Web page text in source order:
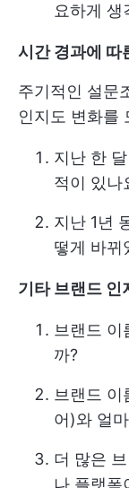
요하게 생
시간 경과에 따
주기적인 설문
인지도 변화를
지난 한
적이 있나
지난 1년
떻게 바뀌
기타 브랜드 인
브랜드
까?
브랜드
어)와 얼
더 많은
나 플랫폼